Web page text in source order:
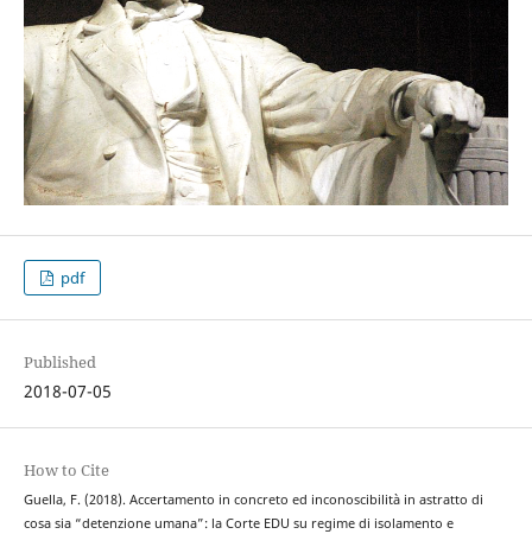
pdf
Published
2018-07-05
How to Cite
Guella, F. (2018). Accertamento in concreto ed inconoscibilità in astratto di
cosa sia “detenzione umana”: la Corte EDU su regime di isolamento e